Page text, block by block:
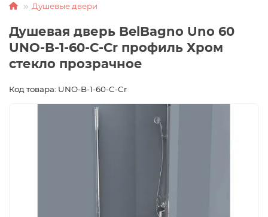
Душевые двери
Душевая дверь BelBagno Uno 60
UNO-B-1-60-C-Cr профиль Хром
стекло прозрачное
Код товара: UNO-B-1-60-C-Cr